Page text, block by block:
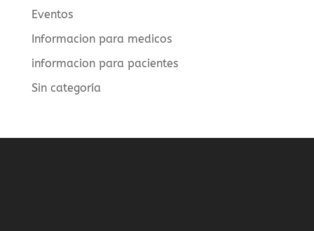
Eventos
Informacion para medicos
informacion para pacientes
Sin categoría